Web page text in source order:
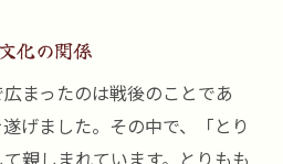
黒川駅の魅力
限に楽しむためのコツ
にあり！とりもも特集
化の関係
まったのは戦後のことであ
げました。その中で、「とり
親しまれています。とりもも